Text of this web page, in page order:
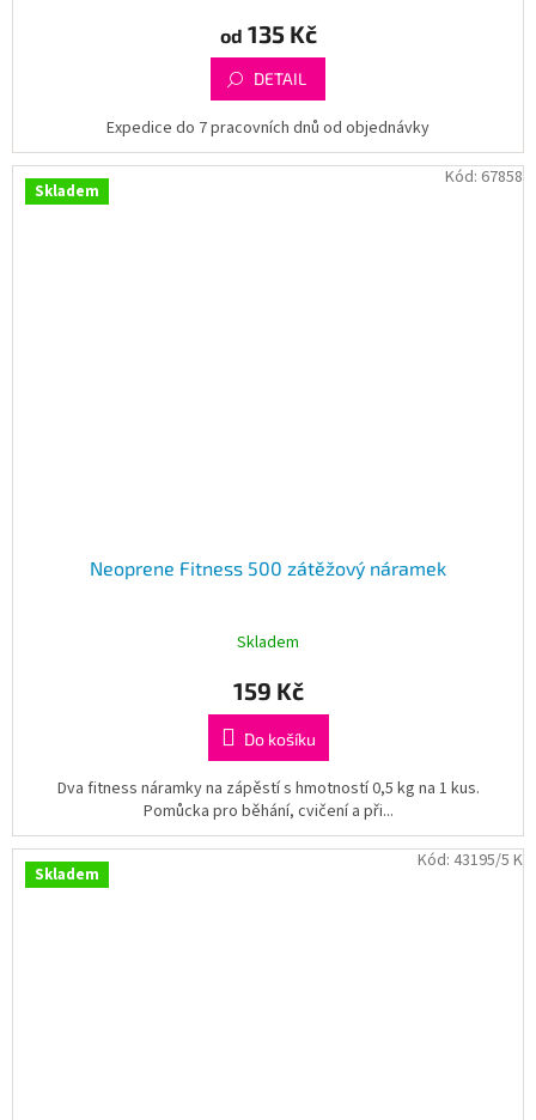
od 135 Kč
DETAIL
Expedice do 7 pracovních dnů od objednávky
Skladem
Neoprene Fitness 500 zátěžový náramek
Skladem
159 Kč
Do košíku
Dva fitness náramky na zápěstí s hmotností 0,5 kg na 1 kus.
Pomůcka pro běhání, cvičení a při...
Kód: 67858
Skladem
Kód: 43195/5 K